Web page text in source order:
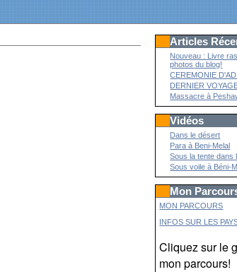
Articles
Nouveau : Livre
photos du blog!
CEREMONIE
DERNIER
Massacre à
Vidéos
Dans le désert
Para à Beni-Melal
Sous la tente dans
Sous voile à Béni-
Mon
MON PARCOURS
INFOS SUR LES
Cliquez sur le
mon parcours!